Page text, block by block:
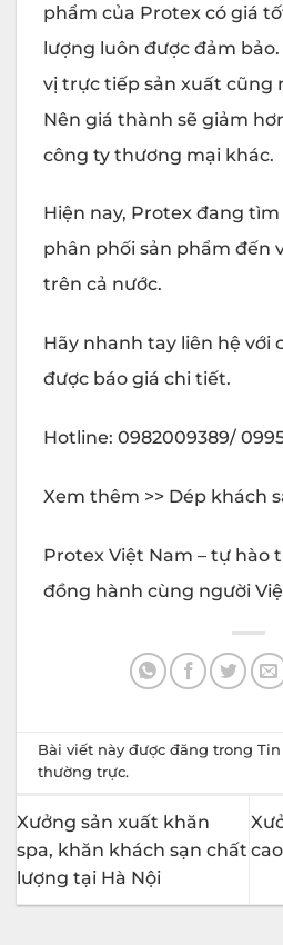
phẩm của Protex có giá
lượng luôn được đảm
vị trực tiếp sản xuất cũng
Nên giá thành sẽ giảm
công ty thương mại khác.
Hiện nay, Protex đang
phân phối sản phẩm đến
trên cả nước.
Hãy nhanh tay liên hệ với
được báo giá chi tiết.
Hotline: 0982009389/
Xem thêm >> Dép khách
Protex Việt Nam – tự hào
đồng hành cùng người
Bài viết này được đăng trong
thường trực.
Xưởng sản xuất khăn
spa, khăn khách sạn chất
lượng tại Hà Nội